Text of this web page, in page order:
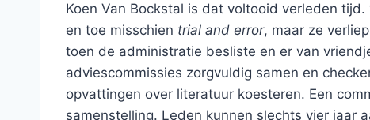
Koen Van Bockstal is dat voltooid verleden
en toe misschien trial and error, maar ze
toen de administratie besliste en er van
adviescommissies zorgvuldig samen en
opvattingen over literatuur koesteren. Een
samenstelling. Leden kunnen slechts vier jaar